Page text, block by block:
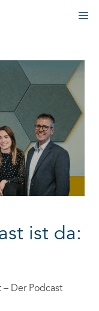
ist da:
Der Podcast